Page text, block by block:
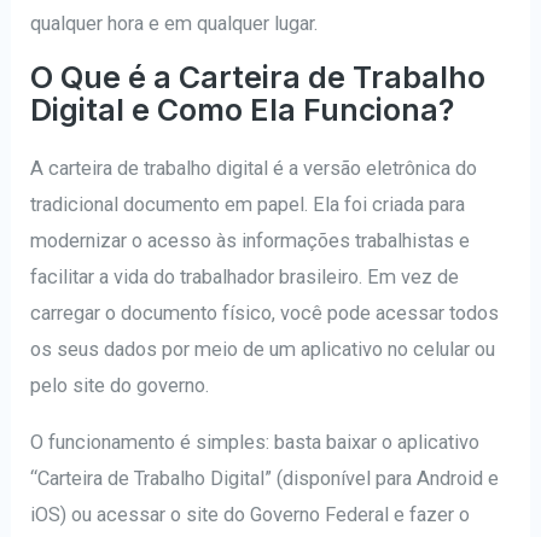
qualquer hora e em qualquer lugar.
O Que é a Carteira de Trabalho
Digital e Como Ela Funciona?
A carteira de trabalho digital é a versão eletrônica do
tradicional documento em papel. Ela foi criada para
modernizar o acesso às informações trabalhistas e
facilitar a vida do trabalhador brasileiro. Em vez de
carregar o documento físico, você pode acessar todos
os seus dados por meio de um aplicativo no celular ou
pelo site do governo.
O funcionamento é simples: basta baixar o aplicativo
“Carteira de Trabalho Digital” (disponível para Android e
iOS) ou acessar o site do Governo Federal e fazer o